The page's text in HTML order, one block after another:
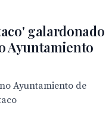
galardonado
Ayuntamiento
Ayuntamiento de